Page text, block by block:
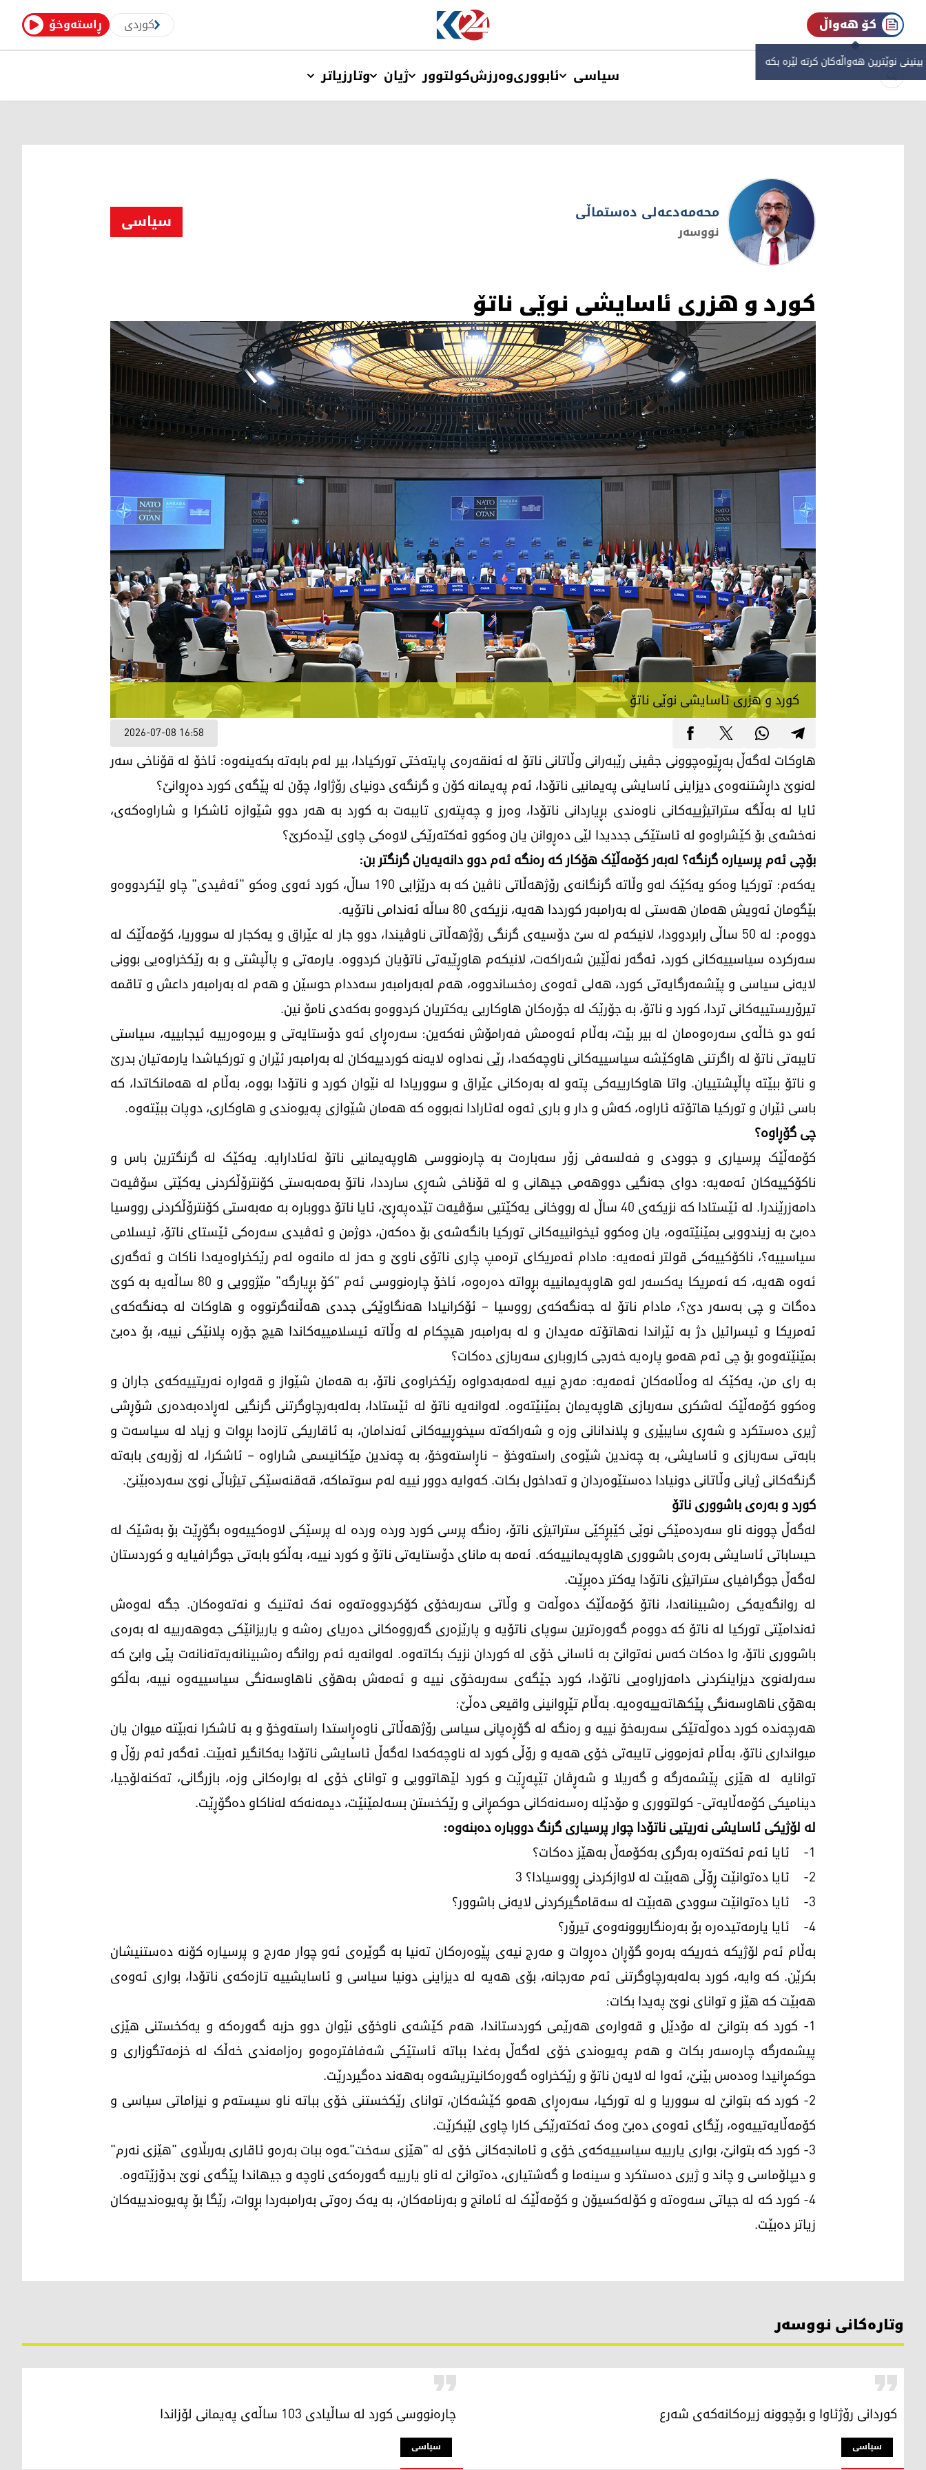
ڕاستەوخۆ کوردی کۆ هەواڵ
نوێترین هەواڵەکان کرتە لێرە بکە
سیاسی ئابووریوەرزشکولتوور ژیان وتارزیاتر
سیاسی
محەمەدعەلی دەستماڵی
محەمەدعەلی دەستماڵی
نووسەر
کورد و هزری ئاسایشی نوێی ناتۆ
کورد و هزری ئاسایشی نوێی ناتۆ
2026-07-08 16:58
هاوکات لەگەڵ بەڕێوەچوونی جڤینی رێبەرانی وڵاتانی ناتۆ لە ئەنقەرەی پایتەختی تورکیادا، بیر لەم بابەتە بکەینەوە: ئاخۆ لە قۆناخی سەر
لەنوێ داڕشتنەوەی دیزاینی ئاسایشی پەیمانیی ناتۆدا، ئەم پەیمانە کۆن و گرنگەی دونیای رۆژاوا، چۆن لە پێگەی کورد دەڕوانێ؟
ئایا لە بەڵگە ستراتیژییەکانی ناوەندی بڕیاردانی ناتۆدا، وەرز و چەپتەری تایبەت بە کورد بە هەر دوو شێوازە ئاشکرا و شاراوەکەی،
نەخشەی بۆ کێشراوەو لە ئاستێکی جددیدا لێی دەڕوانن یان وەکوو ئەکتەرێکی لاوەکی چاوی لێدەکرێ؟
بۆچی ئەم پرسیارە گرنگە؟ لەبەر کۆمەڵێک هۆکار کە رەنگه ئەم دوو دانەیەیان گرنگتر بن:
یەکەم: تورکیا وەکو یەکێک لەو وڵاتە گرنگانەی رۆژهەڵاتی ناڤین کە بە درێژایی 190 ساڵ، کورد ئەوی وەکو "ئەڤیدی" چاو لێکردووەو
بێگومان ئەویش هەمان هەستی لە بەرامبەر کورددا هەیە، نزیکەی 80 ساڵە ئەندامی ناتۆیە.
دووەم: لە 50 ساڵی رابردوودا، لانیکەم لە سێ دۆسیەی گرنگی رۆژهەڵاتی ناوڤیندا، دوو جار لە عێراق و یەکجار لە سووریا، کۆمەڵێک لە
سەرکردە سیاسییەکانی کورد، ئەگەر نەڵێین شەراکەت، لانیکەم هاوڕێیەتی ناتۆیان کردووە. یارمەتی و پاڵپشتی و بە رێکخراوەیی بوونی
لایەنی سیاسی و پێشمەرگایەتی کورد، هەلی ئەوەی رەخساندووە، هەم لەبەرامبەر سەددام حوسێن و هەم لە بەرامبەر داعش و تاقمە
تیرۆریستییەکانی تردا، کورد و ناتۆ، بە جۆرێک لە جۆرەکان هاوکاریی یەکتریان کردووەو بەکەدی نامۆ نین.
ئەو دو خاڵەی سەرەوەمان لە بیر بێت، بەڵام ئەوەمش فەرامۆش نەکەین: سەرەڕای ئەو دۆستایەتی و بیرەوەرییە ئیجابییە، سیاستی
تایبەتی ناتۆ لە راگرتنی هاوکێشە سیاسییەکانی ناوچەکەدا، رێی نەداوە لایەنە کوردییەکان لە بەرامبەر ئێران و تورکیاشدا یارمەتیان بدرێ
و ناتۆ ببێتە پاڵپشتییان. واتا هاوکارییەکی پتەو لە بەرەکانی عێراق و سووریادا لە نێوان کورد و ناتۆدا بووە، بەڵام لە هەمانکاتدا، کە
باسی ئێران و تورکیا هاتۆتە ئاراوە، کەش و دار و باری ئەوە لەئارادا نەبووە کە هەمان شێوازی پەیوەندی و هاوکاری، دوپات ببێتەوە.
چی گۆڕاوە؟
کۆمەڵێک پرسیاری و جوودی و فەلسەفی زۆر سەبارەت بە چارەنووسی هاوپەیمانیی ناتۆ لەئادارایە. یەکێک لە گرنگترین باس و
ناکۆکییەکان ئەمەیە: دوای جەنگیی دووهەمی جیهانی و لە قۆناخی شەڕی سارددا، ناتۆ بەمەبەستی کۆنترۆڵکردنی یەکێتی سۆڤیەت
دامەزرێندرا. لە ئێستادا کە نزیکەی 40 ساڵ لە رووخانی یەکێتیی سۆڤیەت تێدەپەڕێ، ئایا ناتۆ دووبارە بە مەبەستی کۆنترۆڵکردنی رووسیا
دەبێ بە زیندوویی بمێنێتەوە، یان وەکوو ئیخوانییەکانی تورکیا بانگەشەی بۆ دەکەن، دوژمن و ئەڤیدی سەرەکی ئێستای ناتۆ، ئیسلامی
سیاسییە؟، ناکۆکییەکی قولتر ئەمەیە: مادام ئەمریکای ترەمپ چاری ناتۆی ناوێ و حەز لە مانەوە لەم رێکخراوەیەدا ناکات و ئەگەری
ئەوە هەیە، کە ئەمریکا یەکسەر لەو هاوپەیمانییە بڕواتە دەرەوە، ئاخۆ چارەنووسی ئەم "کۆ بڕیارگە" مێژوویی و 80 ساڵەیە بە کوێ
دەگات و چی بەسەر دێ؟، مادام ناتۆ لە جەنگەکەی رووسیا – ئۆکرانیادا هەنگاوێکی جددی هەڵنەگرتووە و هاوکات لە جەنگەکەی
ئەمریکا و ئیسرائیل دژ بە ئێراندا نەهاتۆتە مەیدان و لە بەرامبەر هیچکام لە وڵاتە ئیسلامییەکاندا هیچ جۆرە پلانێکی نییە، بۆ دەبێ
بمێنێتەوەو بۆ چی ئەم هەمو پارەیە خەرجی کاروباری سەربازی دەکات؟
بە رای من، یەکێک لە وەڵامەکان ئەمەیە: مەرج نییە لەمەبەدواوە رێکخراوەی ناتۆ، بە هەمان شێواز و قەوارە نەریتییەکەی جاران و
وەکوو کۆمەڵێک لەشکری سەربازی هاوپەیمان بمێنێتەوە. لەوانەیە ناتۆ لە ئێستادا، بەلەبەرچاوگرتنی گرنگیی لەڕادەبەدەری شۆڕشی
ژیری دەستکرد و شەڕی سایبێری و پلاندانانی وزە و شەراکەتە سیخوڕییەکانی ئەندامان، بە ئاقاریکی تازەدا بڕوات و زیاد لە سیاسەت و
بابەتی سەربازی و ئاسایشی، بە چەندین شێوەی راستەوخۆ – ناڕاستەوخۆ، بە چەندین مێکانیسمی شاراوە – ئاشکرا، لە زۆربەی بابەتە
گرنگەکانی ژیانی وڵاتانی دونیادا دەستێوەردان و تەداخول بکات. کەوایە دوور نییە لەم سوتماکە، قەقنەسێکی تیژباڵی نوێ سەردەبێنێ.
کورد و بەرەی باشووری ناتۆ
لەگەڵ چوونە ناو سەردەمێکی نوێی کێبڕکێی ستراتیژی ناتۆ، رەنگە پرسی کورد وردە وردە لە پرسێکی لاوەکییەوە بگۆڕێت بۆ بەشێک لە
حیساباتی ئاسایشی بەرەی باشووری هاوپەیمانییەکە. ئەمە بە مانای دۆستایەتی ناتۆ و کورد نییە، بەڵکو بابەتی جوگرافیایە و کوردستان
لەگەڵ جوگرافیای ستراتیژی ناتۆدا یەکتر دەبڕێت.
لە روانگەیەکی رەشبینانەدا، ناتۆ کۆمەڵێک دەوڵەت و وڵاتی سەربەخۆی کۆکردووەتەوە نەک ئەتنیک و نەتەوەکان. جگە لەوەش
ئەندامێتی تورکیا لە ناتۆ کە دووەم گەورەترین سوپای ناتۆیە و پارێزەری گەرووەکانی دەریای رەشە و یاریزانێکی جەوهەرییە لە بەرەی
باشووری ناتۆ، وا دەکات کەس نەتوانێ بە ئاسانی خۆی لە کوردان نزیک بکاتەوە. لەوانەیە ئەم روانگە رەشبینانەیەتەنانەت پێی وابێ کە
سەرلەنوێ دیزاینکردنی دامەزراوەیی ناتۆدا، کورد جێگەی سەربەخۆی نییە و ئەمەش بەهۆی ناهاوسەنگی سیاسییەوە نییە، بەڵکو
بەهۆی ناهاوسەنگی پێکهاتەییەوەیە. بەڵام تێڕوانینی واقیعی دەڵێ:
هەرچەندە کورد دەوڵەتێکی سەربەخۆ نییە و رەنگە لە گۆڕەپانی سیاسی رۆژهەڵاتی ناوەڕاستدا راستەوخۆ و بە ئاشکرا نەبێتە میوان یان
میوانداری ناتۆ، بەڵام ئەزموونی تایبەتی خۆی هەیە و رۆڵی کورد لە ناوچەکەدا لەگەڵ ئاسایشی ناتۆدا یەکانگیر ئەبێت. ئەگەر ئەم رۆڵ و
توانایە لە هێزی پێشمەرگە و گەریلا و شەڕڤان تێپەڕێت و کورد لێهاتوویی و توانای خۆی لە بوارەکانی وزە، بازرگانی، تەکنەلۆجیا،
دینامیکی کۆمەڵایەتی- کولتووری و مۆدێلە رەسەنەکانی حوکمڕانی و رێکخستن بسەلمێنێت، دیمەنەکە لەناکاو دەگۆڕێت.
لە لۆژیکی ئاسایشی نەریتیی ناتۆدا چوار پرسیاری گرنگ دووبارە دەبنەوە:
1- ئایا ئەم ئەکتەرە بەرگری بەکۆمەڵ بەهێز دەکات؟
2- ئایا دەتوانێت ڕۆڵی هەبێت لە لاوازکردنی ڕووسیادا؟ 3
3- ئایا دەتوانێت سوودی هەبێت لە سەقامگیرکردنی لایەنی باشوور؟
4- ئایا یارمەتیدەرە بۆ بەرەنگاربوونەوەی تیرۆر؟
بەڵام ئەم لۆژیکە خەریکە بەرەو گۆڕان دەڕوات و مەرج نیەی پێوەرەکان تەنیا بە گوێرەی ئەو چوار مەرج و پرسیارە کۆنە دەستنیشان
بکرێن. کە وایە، کورد بەلەبەرچاوگرتنی ئەم مەرجانە، بۆی هەیە لە دیزاینی دونیا سیاسی و ئاسایشییە تازەکەی ناتۆدا، بواری ئەوەی
هەبێت کە هێز و توانای نوێ پەیدا بکات:
1- کورد کە بتوانێ لە مۆدێل و قەوارەی هەرێمی کوردستاندا، هەم کێشەی ناوخۆی نێوان دوو حزبە گەورەکە و یەکخستنی هێزی
پیشمەرگە چارەسەر بکات و هەم پەیوەندی خۆی لەگەڵ بەغدا بباتە ئاستێکی شەفافترەوەو رەزامەندی خەڵک لە خزمەتگوزاری و
حوکمڕانیدا وەدەس بێنێ، ئەوا لە لایەن ناتۆ و رێکخراوە گەورەکانیتریشەوە بەهەند دەگیردرێت.
2- کورد کە بتوانێ لە سووریا و لە تورکیا، سەرەڕای هەمو کێشەکان، توانای رێکخستنی خۆی بباتە ناو سیستەم و نیزاماتی سیاسی و
کۆمەڵایەتییەوە، رێگای ئەوەی دەبێ وەک ئەکتەرێکی کارا چاوی لێبکرێت.
3- کورد کە بتوانێ، بواری یارییە سیاسییەکەی خۆی و ئامانجەکانی خۆی لە "هێزی سەخت"ـەوە ببات بەرەو ئاقاری بەربڵاوی "هێزی نەرم"
و دیپلۆماسی و چاند و ژیری دەستکرد و سینەما و گەشتیاری، دەتوانێ لە ناو یارییە گەورەکەی ناوچە و جیهاندا پێگەی نوێ بدۆزێتەوە.
4- کورد کە لە جیاتی سەوەتە و کۆلەکسیۆن و کۆمەڵێک لە ئامانج و بەرنامەکان، بە یەک رەوتی بەرامبەردا بڕوات، رێگا بۆ پەیوەندییەکان
زیاتر دەبێت.
وتارەکانی نووسەر
سیاسی
کوردانی رۆژئاوا و بۆچوونە زیرەکانەکەی شەرع
سیاسی
چارەنووسی کورد لە ساڵیادی 103 ساڵەی پەیمانی لۆزاندا